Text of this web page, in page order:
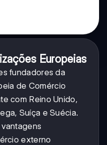
Europeias
fundadores da
de Comércio
com Reino Unido,
Suíça e Suécia.
externo